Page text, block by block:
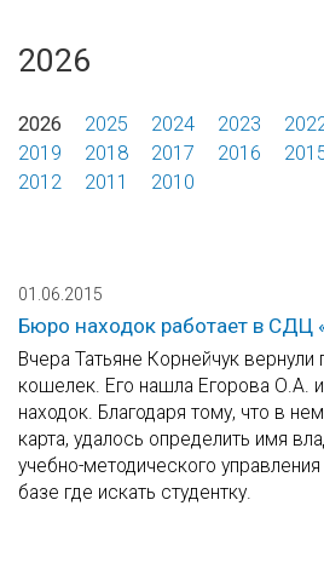
2026
2026 2025 2024 2023
2019
2018 2017 2016
2012
2011 2010
01.06.2015
Бюро находок работает в СДЦ
Вчера Татьяне Корнейчук вернули
кошелек. Его нашла Егорова О.А.
находок. Благодаря тому, что в
карта, удалось определить имя
учебно-методического
базе где искать студентку.